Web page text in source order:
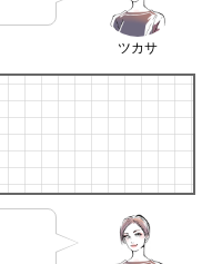
ツカサ